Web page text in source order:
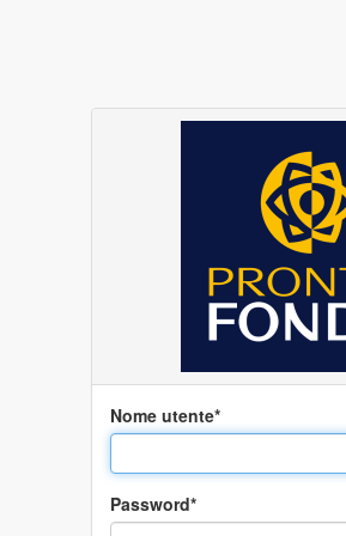
Nome utente*
Password*